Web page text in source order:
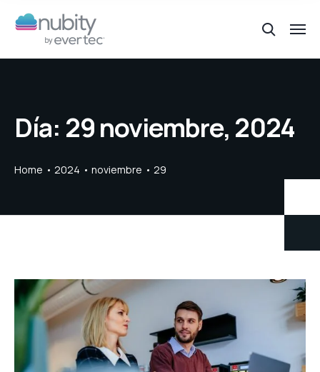
Día: 29 noviembre, 2024
Home 2024 noviembre 29